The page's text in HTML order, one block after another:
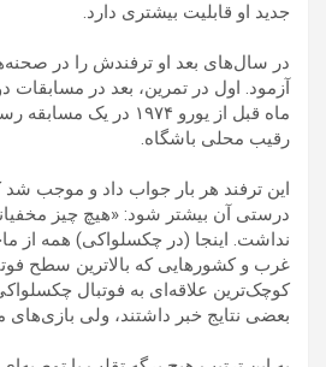
جدید او قابلیت بیشتری دارد.
در سال‌های بعد او ترفندش را در
آزمود. اول در تمرین، بعد در مسابقات
ماه قبل از یورو ۱۹۷۴ در
رقیب محلی باشگاه.
این ترفند هر بار جواب داد و موجب شد
درستی آن بیشتر شود: «هیچ چیز
نداشت. اینجا (در چکسلواکی) همه از
غرب و کشورهایی که بالاترین سطح
کوچک‌ترین علاقه‌ای به فوتبال
بعضی نتایج خبر داشتند، ولی بازی‌های